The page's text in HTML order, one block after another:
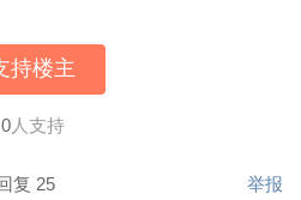
持楼主
0人支持
复 25 举报